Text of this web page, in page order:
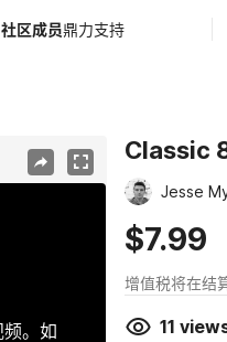
区成员鼎力支持
。如
Classic
Jesse
$7.99
增值税将在结
11